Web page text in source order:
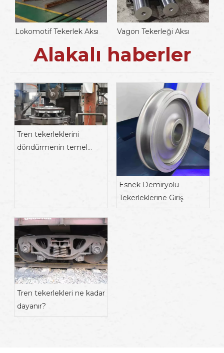
Lokomotif Tekerlek Aksı Vagon Tekerleği Aksı
Alakalı haberler
Tren tekerleklerini
döndürmenin temel
Esnek Demiryolu
Tekerleklerine Giriş
Tren tekerlekleri ne kadar
dayanır?